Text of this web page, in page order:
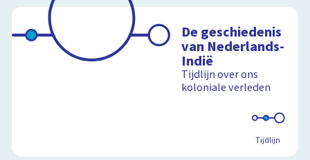
De geschiedenis
van Nederlands-
Indië
Tijdlijn over ons
koloniale verleden
Tijdlijn